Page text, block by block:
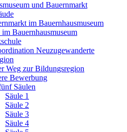
und Bauernmarkt
im Bauernhausmuseum
im Bauernhausmuseum
Neuzugewanderte
Weg zur Bildungsregion
Bewerbung
Säulen
Säule 1
Säule 2
Säule 3
Säule 4